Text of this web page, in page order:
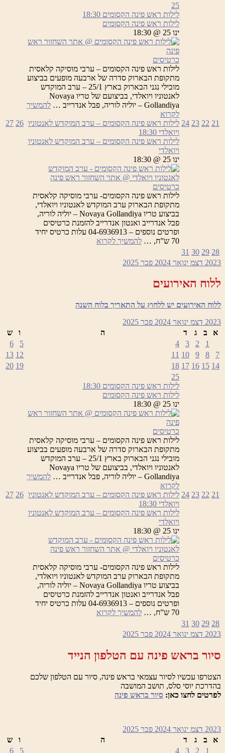
21
22
23
24
25
לילות ראש פינה הקסומים 18:30
לילות ראש פינה הקסומים
ינו 25 @ 18:30
כרטיסים
לילות ראש פינה הקסומים – ערבי מוסיקה קלאסית
מתקופת הבארוק סדרה של ארבעה מופעים בביצוע
מובילי נגני הבארוק בארץ 25/1 – ערב המוקדש
לאנטוניו ויואלדי, בביצועם של טריו Novaya
Gollandiya – יוליה לוריה, פבל אנדרייב …
להמשיך
לקרוא
ראש
פינה
הקסומים
לילות ראש פינה הקסומים – ערב המוקדש לאנטוניו
ויואלדי 18:30
לילות ראש פינה הקסומים – ערב המוקדש לאנטוניו
ויואלדי
ינו 25 @ 18:30
כרטיסים
לילות ראש פינה הקסומים- ערבי מוסיקה קלאסית
מתקופת הבארוק ערב המוקדש לאנטוניו ויואלדי,
בביצוע טריו Novaya Gollandiya – יוליה לוריה,
פבל אנדרייב ואנטון אנדרייב להזמנת כרטיסים
ופרטים נוספים – 04-6936913 עלות כרטיס יחיד
70 ש”ח, …
להמשיך לקרוא
לאנטוניו
26
27
28
29
30
31
2023 דצמ ינואר 2024 פבר 2025
ללוח האירועים
ללוח האירועים יש ללחוץ על התאריך בלוח השנה
2023 דצמ ינואר 2024 פבר 2025
א
ב ג ד ה ו
ש
1
2
3
4
5
6
7
8
9
10
11
12
13
14
15
16
17
18
19
20
21
22
23
24
25
לילות ראש פינה הקסומים 18:30
לילות ראש פינה הקסומים
ינו 25 @ 18:30
כרטיסים
לילות ראש פינה הקסומים – ערבי מוסיקה קלאסית
מתקופת הבארוק סדרה של ארבעה מופעים בביצוע
מובילי נגני הבארוק בארץ 25/1 – ערב המוקדש
לאנטוניו ויואלדי, בביצועם של טריו Novaya
Gollandiya – יוליה לוריה, פבל אנדרייב …
להמשיך
לקרוא
ראש
פינה
הקסומים
לילות ראש פינה הקסומים – ערב המוקדש לאנטוניו
ויואלדי 18:30
לילות ראש פינה הקסומים – ערב המוקדש לאנטוניו
ויואלדי
ינו 25 @ 18:30
כרטיסים
לילות ראש פינה הקסומים- ערבי מוסיקה קלאסית
מתקופת הבארוק ערב המוקדש לאנטוניו ויואלדי,
בביצוע טריו Novaya Gollandiya – יוליה לוריה,
פבל אנדרייב ואנטון אנדרייב להזמנת כרטיסים
ופרטים נוספים – 04-6936913 עלות כרטיס יחיד
70 ש”ח, …
להמשיך לקרוא
ערב
לאנטוניו
26
27
28
29
30
31
2023 דצמ ינואר 2024 פבר 2025
סיור בראש פינה עם הטלפון הנייד
הצטרפו עכשיו לסיור עצמאי בראש פינה, סיור עם הטלפון שלכם
בהדרכת יוסי סלס, תושב המושבה
לפרטים לחצו כאן: סיור בראש פינה
2023 דצמ ינואר 2024 פבר 2025
א
ב ג ד ה ו
ש
1
2
3
4
5
6